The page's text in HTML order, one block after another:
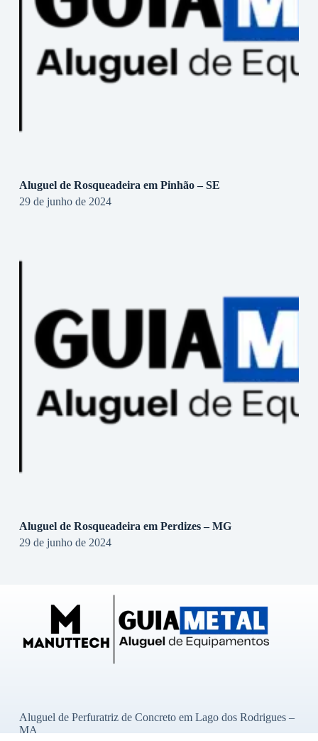
Aluguel de Rosqueadeira em Pinhão – SE
29 de junho de 2024
Aluguel de Rosqueadeira em Perdizes – MG
29 de junho de 2024
Aluguel de Perfuratriz de Concreto em Lago dos Rodrigues –
MA